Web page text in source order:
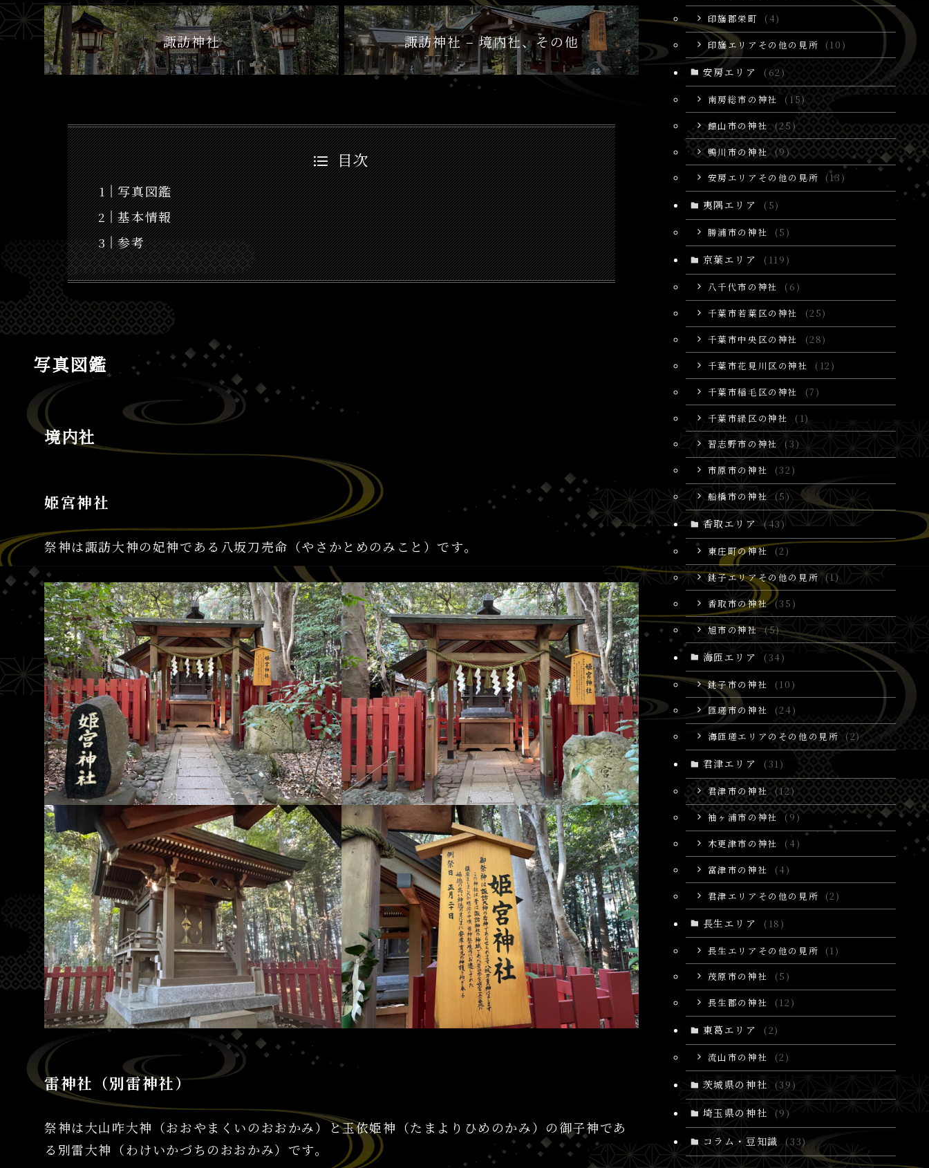
諏訪神社 諏訪神社 – 境内社、その他
目次
写真図鑑
基本情報
参考
写真図鑑
境内社
姫宮神社
祭神は諏訪大神の妃神である八坂刀売命（やさかとめのみこと）です。
雷神社（別雷神社）
祭神は大山咋大神（おおやまくいのおおかみ）と玉依姫神（たまよりひめのかみ）の御子神であ
る別雷大神（わけいかづちのおおかみ）です。
印旛郡栄町
(4)
印旛エリアその他の見所
(10)
安房エリア (62)
南房総市の神社
(15)
館山市の神社 (25)
鴨川市の神社 (9)
安房エリアその他の見所
(13)
夷隅エリア (5)
勝浦市の神社 (5)
京葉エリア (119)
八千代市の神社
(6)
千葉市若葉区の神社
(25)
千葉市中央区の神社
(28)
千葉市花見川区の神社
(12)
千葉市稲毛区の神社
(7)
千葉市緑区の神社
(1)
習志野市の神社
(3)
市原市の神社
(32)
船橋市の神社 (5)
香取エリア (43)
東庄町の神社 (2)
銚子エリアその他の見所 (1)
香取市の神社 (35)
旭市の神社 (5)
海匝エリア (34)
銚子市の神社
(10)
匝瑳市の神社
(24)
海匝瑳エリアのその他の見所
(2)
君津エリア (31)
君津市の神社 (12)
袖ヶ浦市の神社
(9)
木更津市の神社
(4)
富津市の神社
(4)
君津エリアその他の見所
(2)
長生エリア (18)
長生エリアその他の見所
(1)
茂原市の神社
(5)
長生郡の神社
(12)
東葛エリア (2)
流山市の神社 (2)
茨城県の神社 (39)
埼玉県の神社 (9)
コラム・豆知識 (33)